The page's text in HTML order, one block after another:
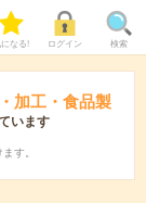
なる! ログイン 検索
加工・食品製
います
す。